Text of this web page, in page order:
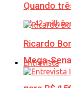
Mega-
Quando
Ricardo
Entrevista